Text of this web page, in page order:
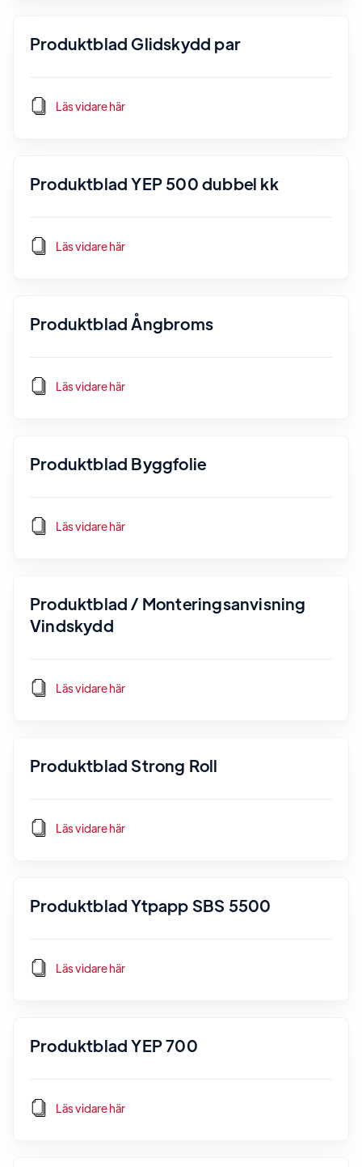
Produktblad Glidskydd par
Läs vidare här
Produktblad YEP 500 dubbel kk
Läs vidare här
Produktblad Ångbroms
Läs vidare här
Produktblad Byggfolie
Läs vidare här
Produktblad / Monteringsanvisning
Vindskydd
Läs vidare här
Produktblad Strong Roll
Läs vidare här
Produktblad Ytpapp SBS 5500
Läs vidare här
Produktblad YEP 700
Läs vidare här